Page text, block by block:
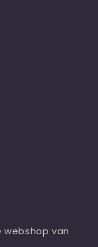
webshop van